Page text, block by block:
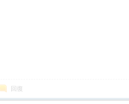
回復